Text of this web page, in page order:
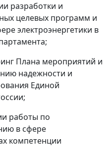
разработки и
целевых программ и
электроэнергетики в
Плана мероприятий и
надежности и
Единой
работы по
в сфере
компетенции